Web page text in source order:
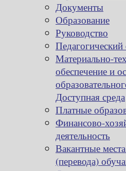
Документы
Образование
Руководство
Педагогический
Материально-
обеспечение и
Доступная среда
Платные
Финансово-
деятельность
Вакантные
(перевода)